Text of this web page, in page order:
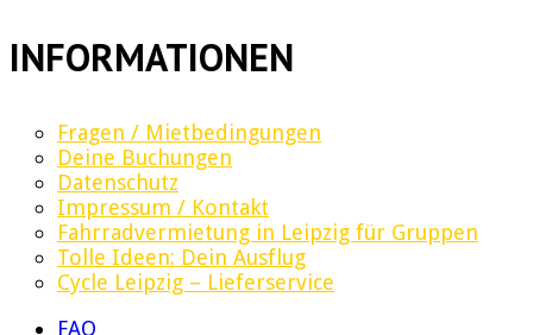
INFORMATIONEN
Fragen / Mietbedingungen
Deine Buchungen
Datenschutz
Impressum / Kontakt
Fahrradvermietung in Leipzig für Gruppen
Tolle Ideen: Dein Ausflug
Cycle Leipzig – Lieferservice
FAQ